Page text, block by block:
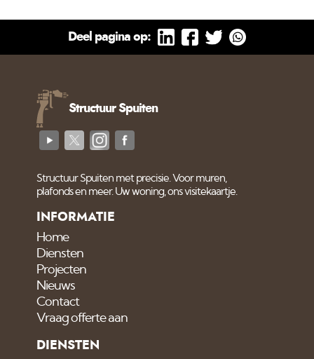
Deel pagina op:
Structuur Spuiten
Structuur Spuiten met precisie. Voor muren,
plafonds en meer. Uw woning, ons visitekaartje.
INFORMATIE
Home
Diensten
Projecten
Nieuws
Contact
Vraag offerte aan
DIENSTEN